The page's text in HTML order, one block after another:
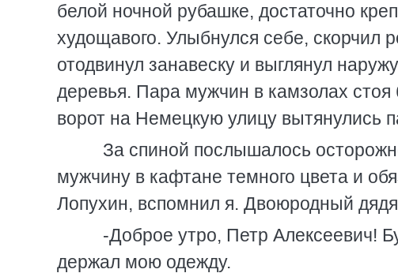
белой ночной рубашке, достаточно
худощавого. Улыбнулся себе, скорчил
отодвинул занавеску и выглянул
деревья. Пара мужчин в камзолах стоя
ворот на Немецкую улицу вытянулись
За спиной послышалось
мужчину в кафтане темного цвета и
Лопухин, вспомнил я. Двоюродный
-Доброе утро, Петр Алексеевич!
держал мою одежду.